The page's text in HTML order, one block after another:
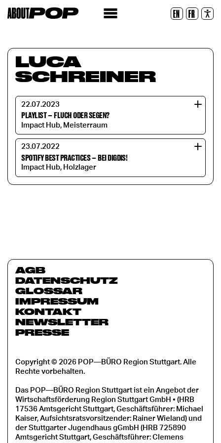
EN FR
Zurücksetzen
LUCA
SCHREINER
22.07.2023
PLAYLIST–FLUCH ODER SEGEN?
Impact Hub, Meisterraum
23.07.2022
SPOTIFY BEST PRACTICES–BEI DIGDIS!
Impact Hub, Holzlager
AGB
DATENSCHUTZ
GLOSSAR
IMPRESSUM
KONTAKT
NEWSLETTER
PRESSE
Copyright © 2026 POP—BÜRO Region Stuttgart. Alle
Rechte vorbehalten.
Das POP—BÜRO Region Stuttgart ist ein Angebot der
Wirtschaftsförderung Region Stuttgart GmbH • (HRB
17536 Amtsgericht Stuttgart, Geschäftsführer: Michael
Kaiser, Aufsichtsratsvorsitzender: Rainer Wieland) und
der Stuttgarter Jugendhaus gGmbH (HRB 725890
Amtsgericht Stuttgart, Geschäftsführer: Clemens